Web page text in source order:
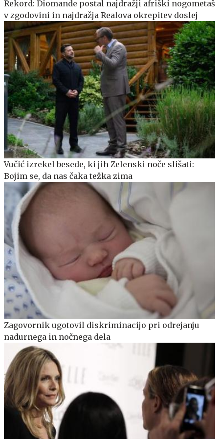
Rekord: Diomande postal najdražji afriški nogometaš
v zgodovini in najdražja Realova okrepitev doslej
Vučić izrekel besede, ki jih Zelenski noče slišati:
Bojim se, da nas čaka težka zima
Zagovornik ugotovil diskriminacijo pri odrejanju
nadurnega in nočnega dela